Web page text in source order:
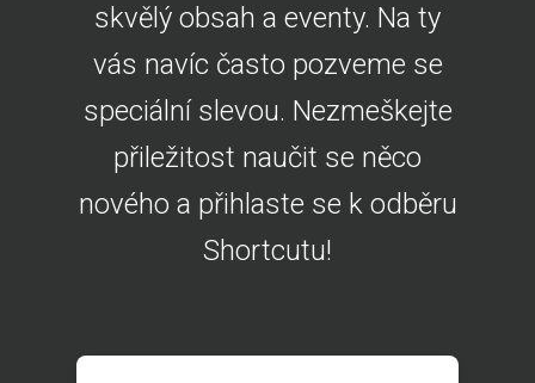
skvělý obsah a eventy. Na ty
vás navíc často pozveme se
speciální slevou. Nezmeškejte
přiležitost naučit se něco
nového a přihlaste se k odběru
Shortcutu!